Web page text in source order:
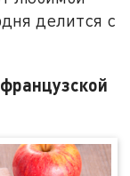
делится с